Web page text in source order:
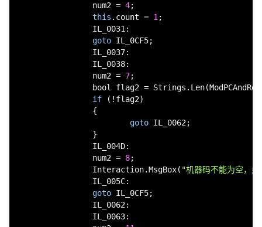
num2 = 4;
this .count = 1 ;
IL_0031:
goto IL_0CF5;
IL_0037:
IL_0038:
num2 = 7;
bool
flag2 =
if (!flag2)
{
goto IL_0062;
}
IL_004D:
num2 = 8;
Interaction.MsgBox( "机器码不能为空，
IL_005C:
goto IL_0CF5;
IL_0062:
IL_0063: